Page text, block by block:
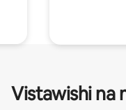
Vistawishi na